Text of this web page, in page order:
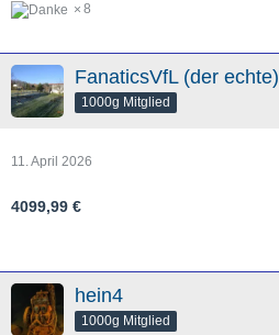
8
FanaticsVfL (der echte)
1000g Mitglied
11. April 2026
4099,99 €
hein4
1000g Mitglied